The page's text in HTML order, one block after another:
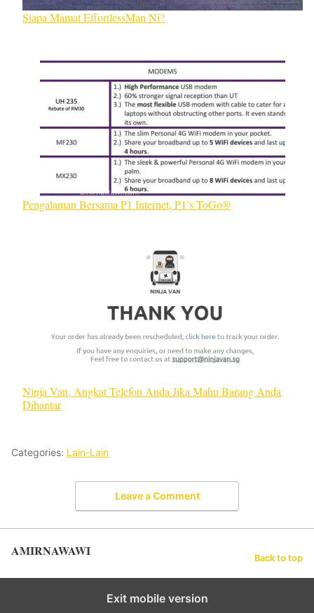
Siapa Mamat EffortlessMan Ni?
Pengalaman Bersama P1 Internet, P1’s ToGo®
Ninja Van, Angkat Telefon Anda Jika Mahu Barang Anda
Dihantar
Categories: Lain-Lain
Leave a Comment
AMIRNAWAWI Back to top
Exit mobile version